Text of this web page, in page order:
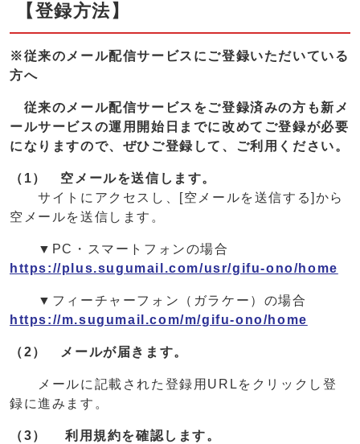
【登録方法】
※従来のメール配信サービスにご登録いただいている
方へ
従来のメール配信サービスをご登録済みの方も新メ
ールサービスの運用開始日までに改めてご登録が必要
になりますので、ぜひご登録して、ご利用ください。
（1） 空メールを送信します。
サイトにアクセスし、[空メールを送信する]から
空メールを送信します。
▼PC・スマートフォンの場合
https://plus.sugumail.com/usr/gifu-ono/home
▼フィーチャーフォン（ガラケー）の場合
https://m.sugumail.com/m/gifu-ono/home
（2） メールが届きます。
メールに記載された登録用URLをクリックし登
録に進みます。
（3） 利用規約を確認します。